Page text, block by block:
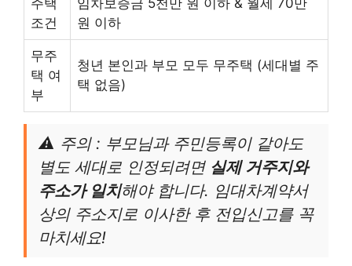
조건
원 이하
무주
택 여
부
청년 본인과 부모 모두 무주택 (세대별 주
택 없음)
⚠️ 주의 : 부모님과 주민등록이 같아도
별도 세대로 인정되려면 실제 거주지와
주소가 일치해야 합니다. 임대차계약서
상의 주소지로 이사한 후 전입신고를 꼭
마치세요!